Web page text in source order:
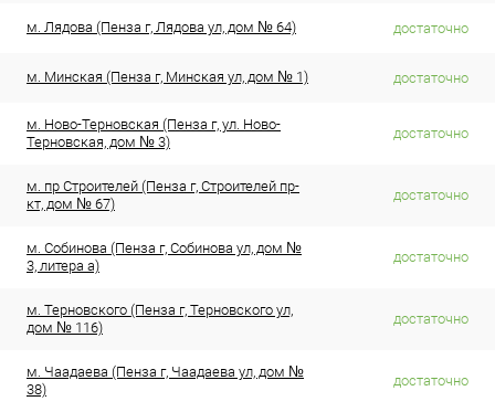
м. Лядова (Пенза г, Лядова ул, дом № 64) достаточно
м. Минская (Пенза г, Минская ул, дом № 1) достаточно
м. Ново-Терновская (Пенза г, ул. Ново-
Терновская, дом № 3)
достаточно
м. пр Строителей (Пенза г, Строителей пр-
кт, дом № 67)
достаточно
м. Собинова (Пенза г, Собинова ул, дом №
3, литера а)
достаточно
м. Терновского (Пенза г, Терновского ул,
дом № 116)
достаточно
м. Чаадаева (Пенза г, Чаадаева ул, дом №
38)
достаточно